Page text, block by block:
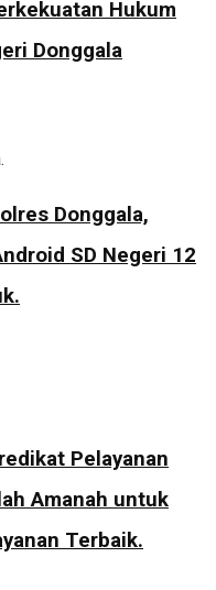
Hukum
Donggala
Donggala,
SD Negeri 12
Pelayanan
Amanah untuk
Terbaik.